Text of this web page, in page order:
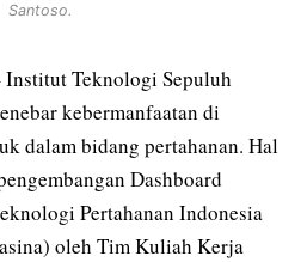
Santoso.
Institut Teknologi Sepuluh
kebermanfaatan di
dalam bidang pertahanan. Hal
Dashboard
Pertahanan Indonesia
oleh Tim Kuliah Kerja